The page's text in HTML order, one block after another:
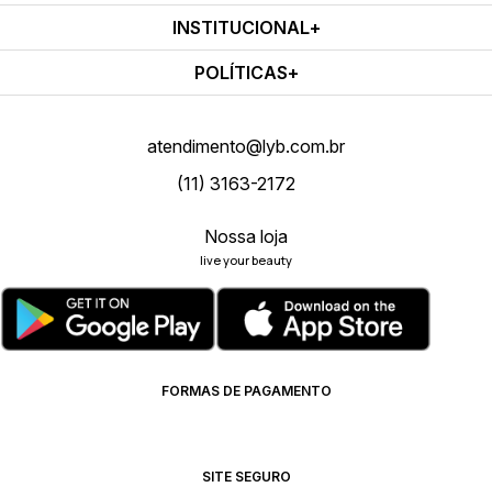
INSTITUCIONAL
POLÍTICAS
atendimento@lyb.com.br
(11) 3163-2172
Nossa loja
live your beauty
FORMAS DE PAGAMENTO
SITE SEGURO